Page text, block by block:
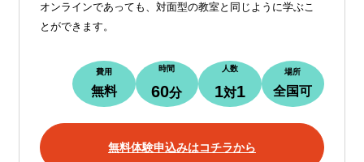
オンラインであっても、対面型の教室と同じように学ぶこ
とができます。
費用
無料
時間
60分
人数
1対1
場所
全国可
無料体験申込みはコチラから